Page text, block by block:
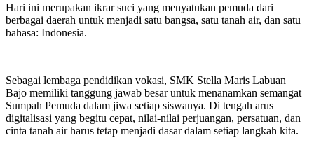
Hari ini merupakan ikrar suci yang menyatukan pemuda dari
berbagai daerah untuk menjadi satu bangsa, satu tanah air, dan satu
bahasa: Indonesia.
Sebagai lembaga pendidikan vokasi, SMK Stella Maris Labuan
Bajo memiliki tanggung jawab besar untuk menanamkan semangat
Sumpah Pemuda dalam jiwa setiap siswanya. Di tengah arus
digitalisasi yang begitu cepat, nilai-nilai perjuangan, persatuan, dan
cinta tanah air harus tetap menjadi dasar dalam setiap langkah kita.